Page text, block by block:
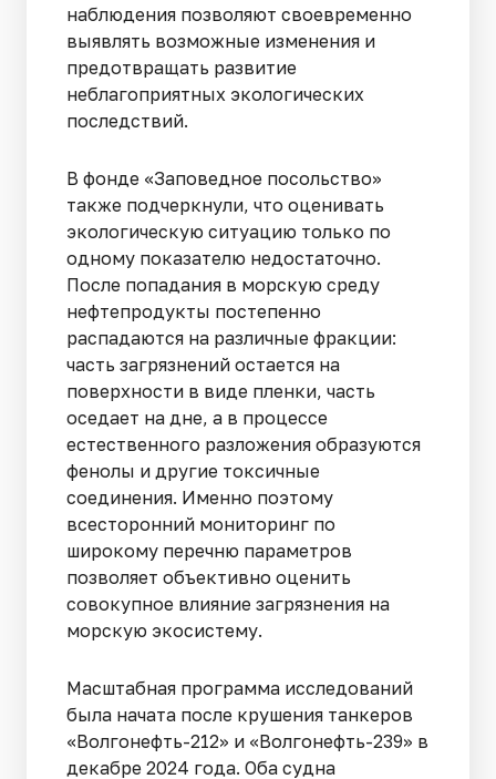
наблюдения позволяют своевременно
выявлять возможные изменения и
предотвращать развитие
неблагоприятных экологических
последствий.
В фонде «Заповедное посольство»
также подчеркнули, что оценивать
экологическую ситуацию только по
одному показателю недостаточно.
После попадания в морскую среду
нефтепродукты постепенно
распадаются на различные фракции:
часть загрязнений остается на
поверхности в виде пленки, часть
оседает на дне, а в процессе
естественного разложения образуются
фенолы и другие токсичные
соединения. Именно поэтому
всесторонний мониторинг по
широкому перечню параметров
позволяет объективно оценить
совокупное влияние загрязнения на
морскую экосистему.
Масштабная программа исследований
была начата после крушения танкеров
«Волгонефть-212» и «Волгонефть-239» в
декабре 2024 года. Оба судна